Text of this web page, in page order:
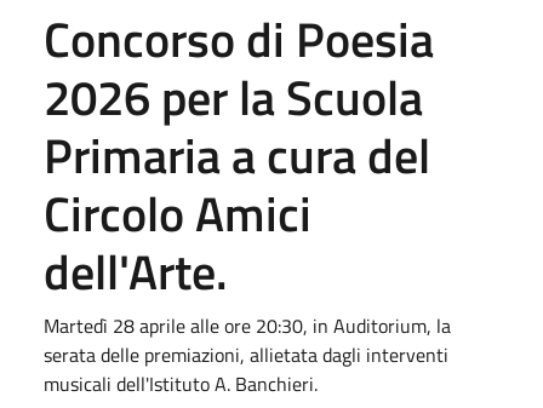
Concorso di Poesia
2026 per la Scuola
Primaria a cura del
Circolo Amici
dell'Arte.
Martedì 28 aprile alle ore 20:30, in Auditorium, la
serata delle premiazioni, allietata dagli interventi
musicali dell'Istituto A. Banchieri.